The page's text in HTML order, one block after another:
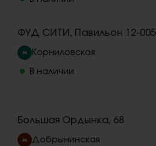
ФУД СИТИ, Павильон 12-005
Корниловская
В наличии
Большая Ордынка, 68
Добрынинская